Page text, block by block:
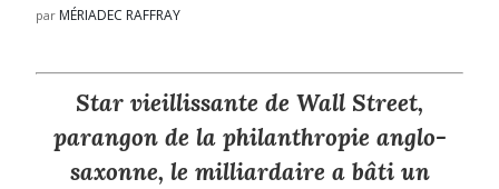
par MÉRIADEC RAFFRAY
Star vieillissante de Wall Street,
parangon de la philanthropie anglo-
saxonne, le milliardaire a bâti un